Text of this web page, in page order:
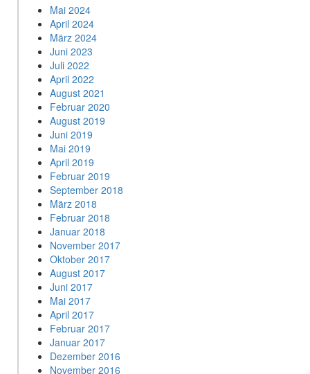
Mai 2024
April 2024
März 2024
Juni 2023
Juli 2022
April 2022
August 2021
Februar 2020
August 2019
Juni 2019
Mai 2019
April 2019
Februar 2019
September 2018
März 2018
Februar 2018
Januar 2018
November 2017
Oktober 2017
August 2017
Juni 2017
Mai 2017
April 2017
Februar 2017
Januar 2017
Dezember 2016
November 2016